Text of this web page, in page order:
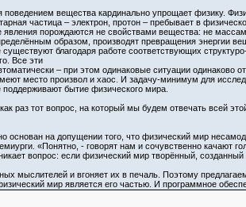
вещества кардинально упрощает физику.
частица – электрон, протон – пребывает в
порождаются не свойствами вещества: не
образом, производят превращения энергии
благодаря работе соответствующих
Все эти
– при этом одинаковые ситуации одинаково
место произвол и хаос. И задачу-минимум для
бытие физического мира.
раз тот вопрос, на который мы будем отвечать всей
основан на допущении того, что физический мир
«Понятно, - говорят нам и сочувственно качают
вопрос: если физический мир творённый, созданный
мыслителей и вгоняет их в печаль. Поэтому
мир является его частью. И программное